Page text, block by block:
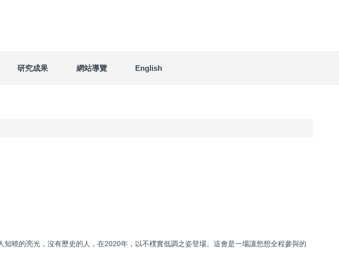
研究成果 網站導覽 English
曉的亮光，沒有歷史的人，在2020年，以不樸實低調之姿登場。這會是一場讓您想全程參與的